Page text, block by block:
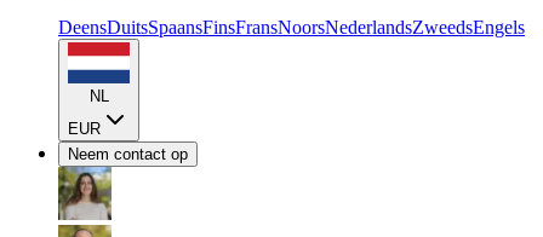
DeensDuitsSpaansFinsFransNoorsNederlandsZweedsEngels
NL
EUR
Neem contact op